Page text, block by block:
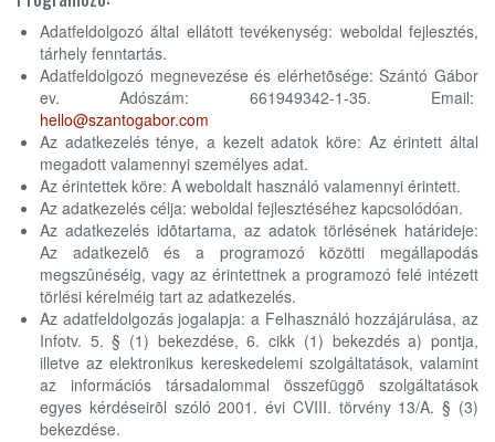
Adatfeldolgozó által ellátott tevékenység: weboldal fejlesztés,
tárhely fenntartás.
Adatfeldolgozó megnevezése és elérhetõsége: Szántó Gábor
ev. Adószám: 661949342-1-35. Email:
hello@szantogabor.com
Az adatkezelés ténye, a kezelt adatok köre: Az érintett által
megadott valamennyi személyes adat.
Az érintettek köre: A weboldalt használó valamennyi érintett.
Az adatkezelés célja: weboldal fejlesztéséhez kapcsolódóan.
Az adatkezelés idõtartama, az adatok törlésének határideje:
Az adatkezelõ és a programozó közötti megállapodás
megszûnéséig, vagy az érintettnek a programozó felé intézett
törlési kérelméig tart az adatkezelés.
Az adatfeldolgozás jogalapja: a Felhasználó hozzájárulása, az
Infotv. 5. § (1) bekezdése, 6. cikk (1) bekezdés a) pontja,
illetve az elektronikus kereskedelemi szolgáltatások, valamint
az információs társadalommal összefüggõ szolgáltatások
egyes kérdéseirõl szóló 2001. évi CVIII. törvény 13/A. § (3)
bekezdése.